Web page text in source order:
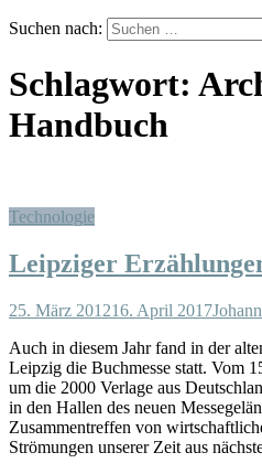
Suchen nach:
Schlagwort:
Handbuch
Technologie
Leipziger
25. März 201216. April 2017
Auch in diesem Jahr fand in der
Leipzig die Buchmesse statt. Vom
um die 2000 Verlage aus
in den Hallen des neuen
Zusammentreffen von
Strömungen unserer Zeit aus